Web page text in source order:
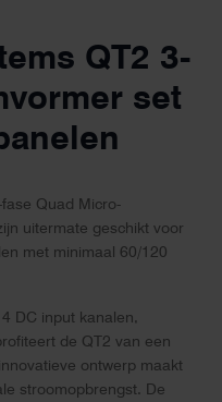
QT2 3-
set
Quad Micro-
uitermate geschikt voor
met minimaal 60/120
DC input kanalen,
de QT2 van een
ontwerp maakt
stroomopbrengst. De